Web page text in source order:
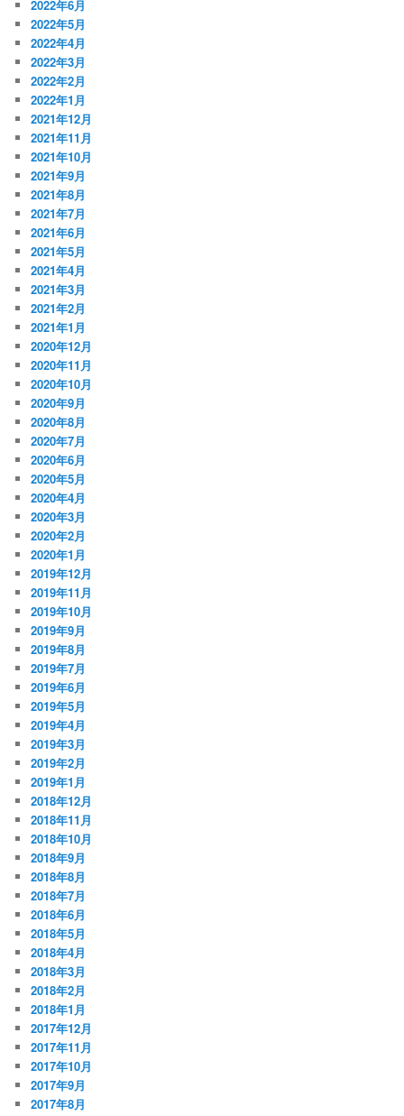
2022年6月
2022年5月
2022年4月
2022年3月
2022年2月
2022年1月
2021年12月
2021年11月
2021年10月
2021年9月
2021年8月
2021年7月
2021年6月
2021年5月
2021年4月
2021年3月
2021年2月
2021年1月
2020年12月
2020年11月
2020年10月
2020年9月
2020年8月
2020年7月
2020年6月
2020年5月
2020年4月
2020年3月
2020年2月
2020年1月
2019年12月
2019年11月
2019年10月
2019年9月
2019年8月
2019年7月
2019年6月
2019年5月
2019年4月
2019年3月
2019年2月
2019年1月
2018年12月
2018年11月
2018年10月
2018年9月
2018年8月
2018年7月
2018年6月
2018年5月
2018年4月
2018年3月
2018年2月
2018年1月
2017年12月
2017年11月
2017年10月
2017年9月
2017年8月